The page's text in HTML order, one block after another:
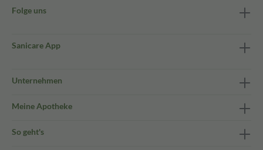
Folge uns
Sanicare App
Unternehmen
Meine Apotheke
So geht's